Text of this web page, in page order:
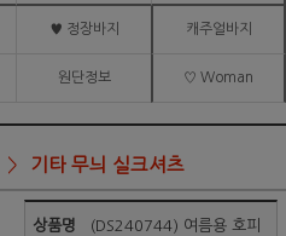
♥ 정장바지 캐주얼바지
원단정보 ♡ Woman
기타 무늬 실크셔츠
상품명 (DS240744) 여름용 호피